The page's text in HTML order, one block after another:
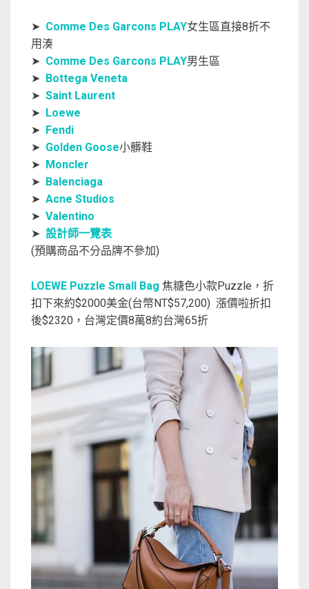
➤ Comme Des Garcons PLAY女生區直接8折不
用湊
➤ Comme Des Garcons PLAY男生區
➤
Bottega Veneta
➤ Saint Laurent
➤
Loewe
➤
Fendi
➤ Golden Goose小髒鞋
➤
Moncler
➤
Balenciaga
➤ Acne Studios
➤ Valentino
➤ 設計師一覽表
(預購商品不分品牌不參加)
LOEWE Puzzle Small Bag 焦糖色小款Puzzle，折
扣下來約$2000美金(台幣NT$57,200) 漲價啦折扣
後$2320，台灣定價8萬8約台灣65折